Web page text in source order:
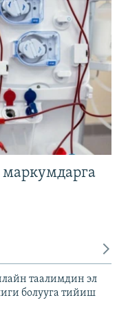
таалимдин эл
болууга тийиш